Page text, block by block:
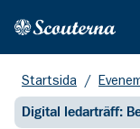
Hem
Startsida /
Digital ledarträff: